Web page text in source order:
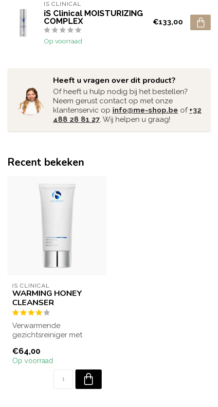
IS CLINICAL
iS Clinical MOISTURIZING
COMPLEX
Op voorraad
€133,00
Heeft u vragen over dit product?
Of heeft u hulp nodig bij het bestellen?
Neem gerust contact op met onze
klantenservic op info@me-shop.be of +32
488 28 81 27. Wij helpen u graag!
Recent bekeken
IS CLINICAL
WARMING HONEY
CLEANSER
Verwarmende
gezichtsreiniger met
werkt en de huid gron...
€64,00
Op voorraad